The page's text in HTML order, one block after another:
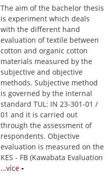
The aim of the bachelor thesis
is experiment which deals
with the different hand
evaluation of textile between
cotton and organic cotton
materials measured by the
subjective and objective
methods. Subjective method
is governed by the internal
standard TUL: IN 23-301-01 /
01 and it is carried out
through the assessment of
respondents. Objective
evaluation is measured on the
KES - FB (Kawabata Evaluation
…více